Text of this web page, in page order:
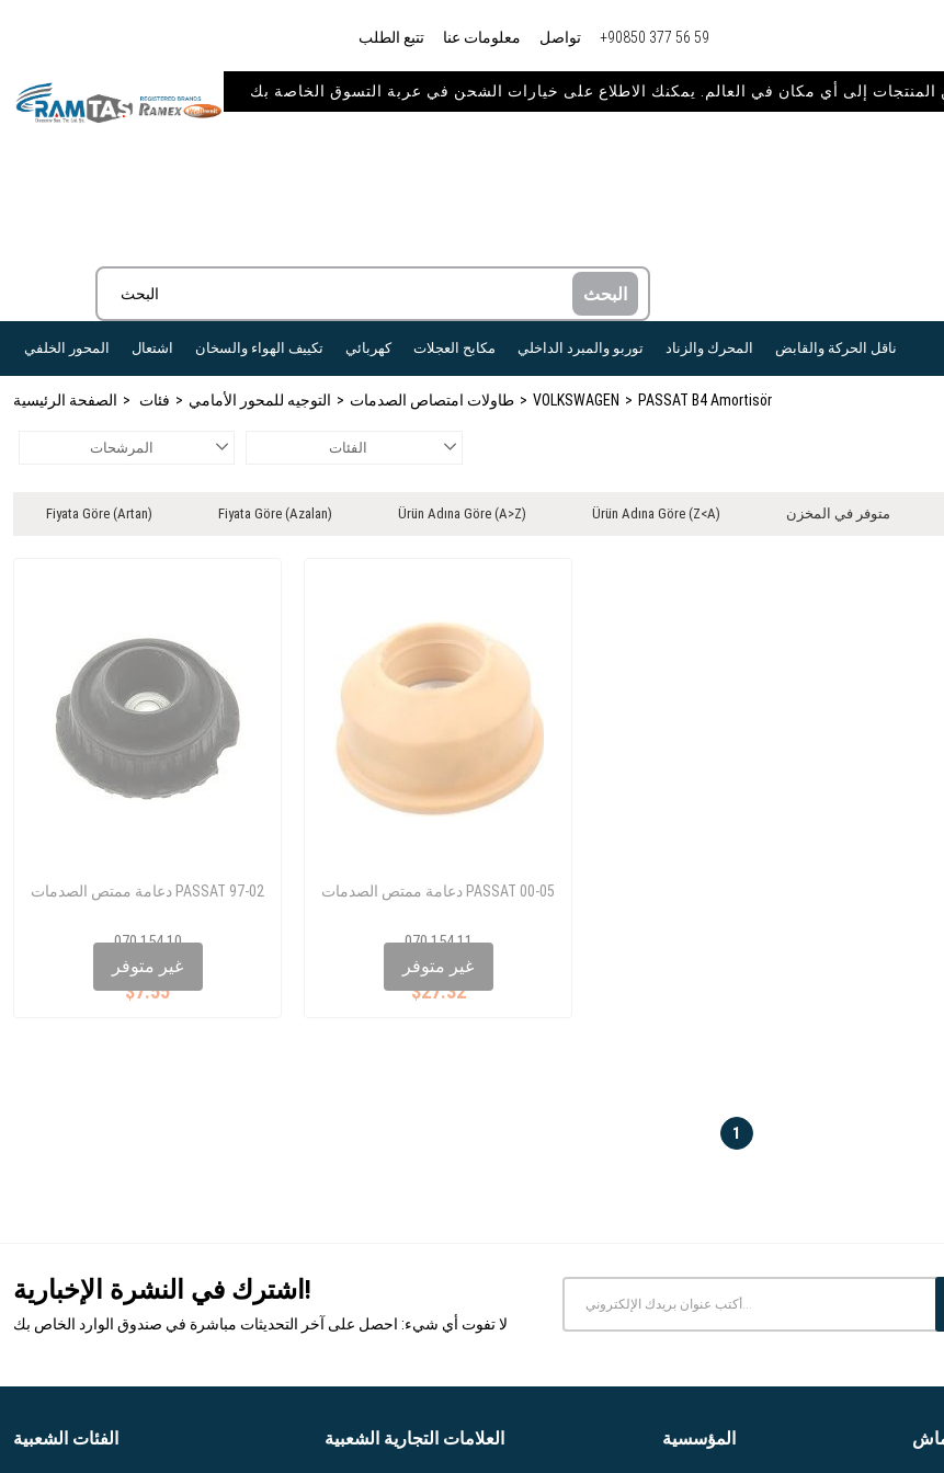
تتبع الطلب معلومات عنا تواصل +90850 377 56 59
المحور الخلفي اشتعال تكييف الهواء والسخان كهربائي مكابح العجلات توربو والمبرد الداخلي المحرك والزناد ناقل الحركة والقابض
الصفحة الرئيسية فئات التوجيه للمحور الأمامي طاولات امتصاص الصدمات VOLKSWAGEN PASSAT B4 Amortisör
المرشحات الفئات
Fiyata Göre (Artan) Fiyata Göre (Azalan) Ürün Adına Göre (A>Z) Ürün Adına Göre (Z<A) متوفر في المخزن
غير متوفر
دعامة ممتص الصدمات PASSAT 97-02
070 154 10
$7.55
4D0 412 377F غير متوفر
دعامة ممتص الصدمات PASSAT 00-05
070 154 11
$27.32
3B7 412 377A
1
اشترك في النشرة الإخبارية!
لا تفوت أي شيء: احصل على آخر التحديثات مباشرة في صندوق الوارد الخاص بك
الفئات الشعبية العلامات التجارية الشعبية المؤسسية